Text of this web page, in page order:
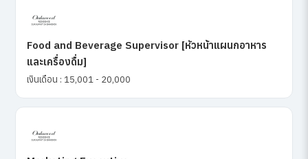
Food and Beverage Supervisor [หัวหน้าแผนกอาหาร
และเครื่องดื่ม]
เงินเดือน : 15,001 - 20,000